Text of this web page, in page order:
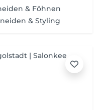
& Föhnen
& Styling